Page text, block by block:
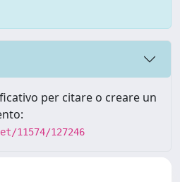
per citare o creare un
11574/127246